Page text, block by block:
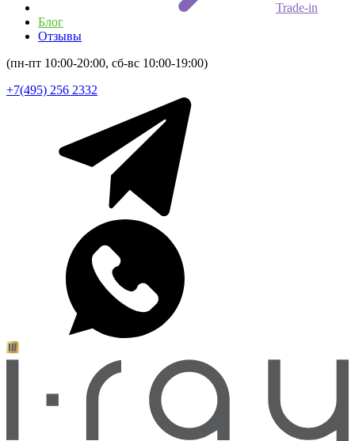
Trade-in
Блог
Отзывы
(пн-пт 10:00-20:00, сб-вс 10:00-19:00)
+7(495) 256 2332